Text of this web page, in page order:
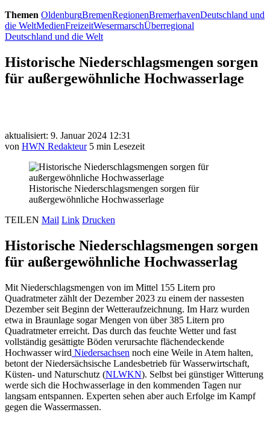
Themen OldenburgBremenRegionenBremerhavenDeutschland und
die WeltMedienFreizeitWesermarschÜberregional
Deutschland und die Welt
Historische Niederschlagsmengen sorgen
für außergewöhnliche Hochwasserlage
aktualisiert: 9. Januar 2024 12:31
von HWN Redakteur 5 min Lesezeit
Historische Niederschlagsmengen sorgen für
außergewöhnliche Hochwasserlage
TEILEN Mail Link Drucken
Historische Niederschlagsmengen sorgen
für außergewöhnliche Hochwasserlag
Mit Niederschlagsmengen von im Mittel 155 Litern pro
Quadratmeter zählt der Dezember 2023 zu einem der nassesten
Dezember seit Beginn der Wetteraufzeichnung. Im Harz wurden
etwa in Braunlage sogar Mengen von über 385 Litern pro
Quadratmeter erreicht. Das durch das feuchte Wetter und fast
vollständig gesättigte Böden verursachte flächendeckende
Hochwasser wird Niedersachsen noch eine Weile in Atem halten,
betont der Niedersächsische Landesbetrieb für Wasserwirtschaft,
Küsten- und Naturschutz (NLWKN). Selbst bei günstiger Witterung
werde sich die Hochwasserlage in den kommenden Tagen nur
langsam entspannen. Experten sehen aber auch Erfolge im Kampf
gegen die Wassermassen.